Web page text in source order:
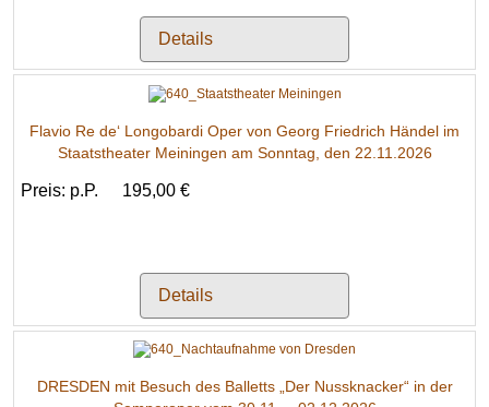
Details
Flavio Re de‘ Longobardi Oper von Georg Friedrich Händel im
Staatstheater Meiningen am Sonntag, den 22.11.2026
Preis: p.P. 195,00 €
Details
DRESDEN mit Besuch des Balletts „Der Nussknacker“ in der